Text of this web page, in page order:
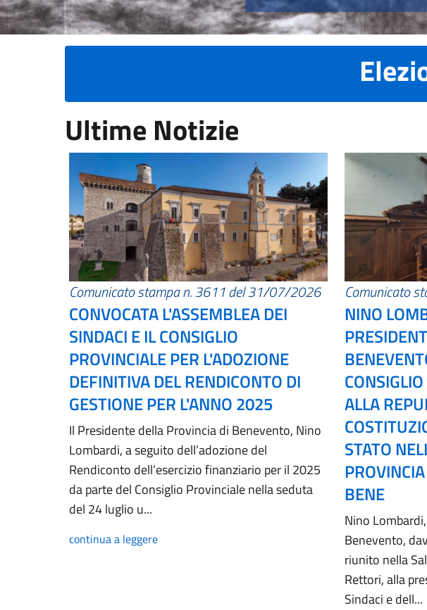
Ultime Notizie
Comunicato stampa n. 3611 del 31/07/2026
CONVOCATA L'ASSEMBLEA DEI
SINDACI E IL CONSIGLIO
PROVINCIALE PER L'ADOZIONE
DEFINITIVA DEL RENDICONTO DI
GESTIONE PER L'ANNO 2025
Il Presidente della Provincia di Benevento, Nino
Lombardi, a seguito dell’adozione del
Rendiconto dell’esercizio finanziario per il 2025
da parte del Consiglio Provinciale nella seduta
del 24 luglio u...
continua a leggere
Comunicato
NINO
ALLA
STATO
BENE
Nino
Benevento,
riunito nella
Rettori, alla
Sindaci e dell...